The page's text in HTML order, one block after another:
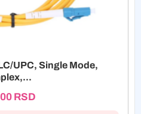
UPC, Single Mode,
RSD